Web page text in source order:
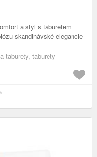
a styl s taburetem
skandinávské elegancie
taburety, taburety